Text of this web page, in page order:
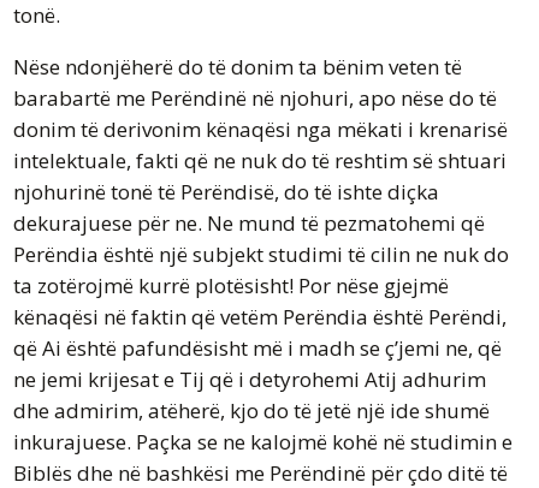
tonë.
Nëse ndonjëherë do të donim ta bënim veten të
barabartë me Perëndinë në njohuri, apo nëse do të
donim të derivonim kënaqësi nga mëkati i krenarisë
intelektuale, fakti që ne nuk do të reshtim së shtuari
njohurinë tonë të Perëndisë, do të ishte diçka
dekurajuese për ne. Ne mund të pezmatohemi që
Perëndia është një subjekt studimi të cilin ne nuk do
ta zotërojmë kurrë plotësisht! Por nëse gjejmë
kënaqësi në faktin që vetëm Perëndia është Perëndi,
që Ai është pafundësisht më i madh se ç’jemi ne, që
ne jemi krijesat e Tij që i detyrohemi Atij adhurim
dhe admirim, atëherë, kjo do të jetë një ide shumë
inkurajuese. Paçka se ne kalojmë kohë në studimin e
Biblës dhe në bashkësi me Perëndinë për çdo ditë të